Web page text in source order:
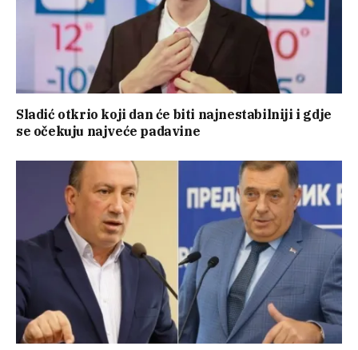
Sladić otkrio koji dan će biti najnestabilniji i gdje
se očekuju najveće padavine